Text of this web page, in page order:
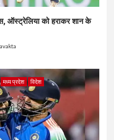
ऑस्ट्रेलिया को हराकर शान के
मध्य प्रदेश विदेश